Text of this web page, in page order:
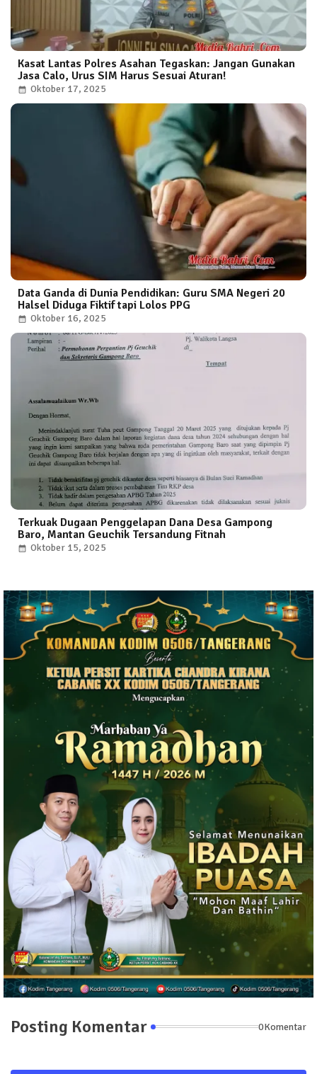
Kasat Lantas Polres Asahan Tegaskan: Jangan Gunakan
Jasa Calo, Urus SIM Harus Sesuai Aturan!
Oktober 17, 2025
Data Ganda di Dunia Pendidikan: Guru SMA Negeri 20
Halsel Diduga Fiktif tapi Lolos PPG
Oktober 16, 2025
Terkuak Dugaan Penggelapan Dana Desa Gampong
Baro, Mantan Geuchik Tersandung Fitnah
Oktober 15, 2025
Posting Komentar 0Komentar